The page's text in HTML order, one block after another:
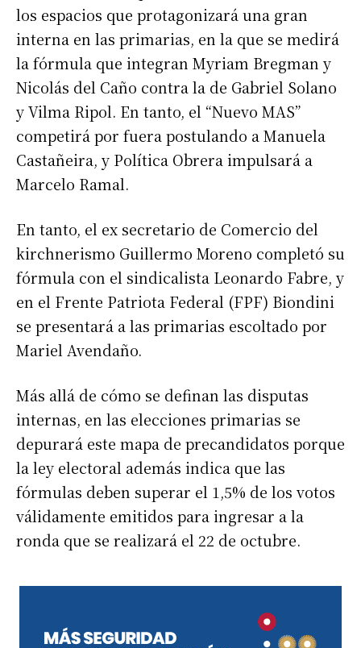
los espacios que protagonizará una gran
interna en las primarias, en la que se medirá
la fórmula que integran Myriam Bregman y
Nicolás del Caño contra la de Gabriel Solano
y Vilma Ripol. En tanto, el “Nuevo MAS”
competirá por fuera postulando a Manuela
Castañeira, y Política Obrera impulsará a
Marcelo Ramal.
En tanto, el ex secretario de Comercio del
kirchnerismo Guillermo Moreno completó su
fórmula con el sindicalista Leonardo Fabre, y
en el Frente Patriota Federal (FPF) Biondini
se presentará a las primarias escoltado por
Mariel Avendaño.
Más allá de cómo se definan las disputas
internas, en las elecciones primarias se
depurará este mapa de precandidatos porque
la ley electoral además indica que las
fórmulas deben superar el 1,5% de los votos
válidamente emitidos para ingresar a la
ronda que se realizará el 22 de octubre.